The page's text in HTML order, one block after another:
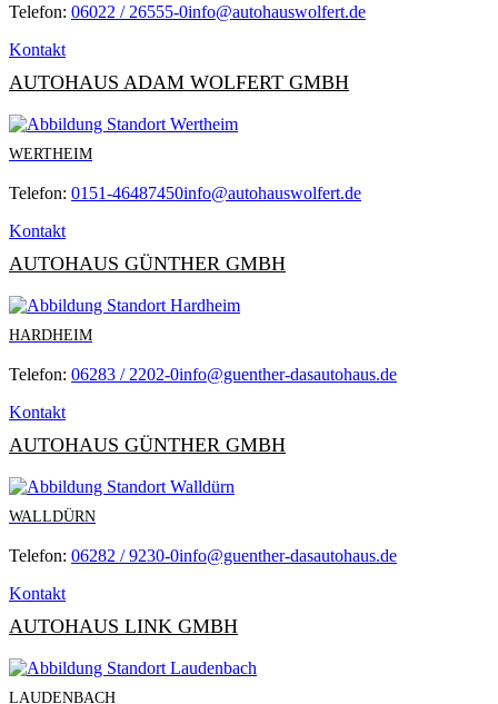
Telefon: 06022 / 26555-0info@autohauswolfert.de
Kontakt
AUTOHAUS ADAM WOLFERT GMBH
WERTHEIM
Telefon: 0151-46487450info@autohauswolfert.de
Kontakt
AUTOHAUS GÜNTHER GMBH
HARDHEIM
Telefon: 06283 / 2202-0info@guenther-dasautohaus.de
Kontakt
AUTOHAUS GÜNTHER GMBH
WALLDÜRN
Telefon: 06282 / 9230-0info@guenther-dasautohaus.de
Kontakt
AUTOHAUS LINK GMBH
LAUDENBACH